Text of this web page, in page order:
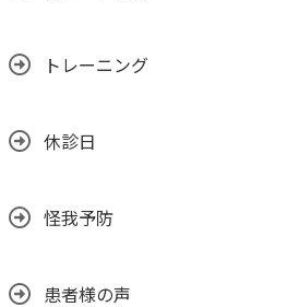
トレーニング
休診日
怪我予防
患者様の声